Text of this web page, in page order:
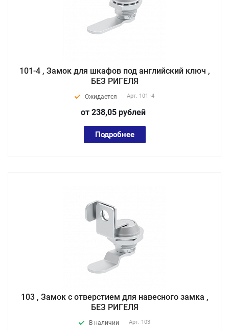
101-4 , Замок для шкафов под английский ключ ,
БЕЗ РИГЕЛЯ
Ожидается Арт. 101 -4
от 238,05 рублей
Подробнее
103 , Замок с отверстием для навесного замка ,
БЕЗ РИГЕЛЯ
В наличии Арт. 103